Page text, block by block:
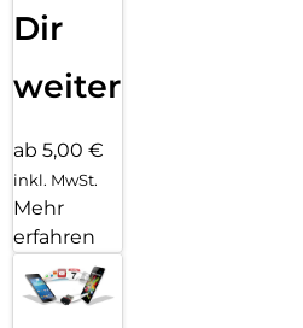
Dir
weiter
ab 5,00 €
inkl. MwSt.
Mehr
erfahren